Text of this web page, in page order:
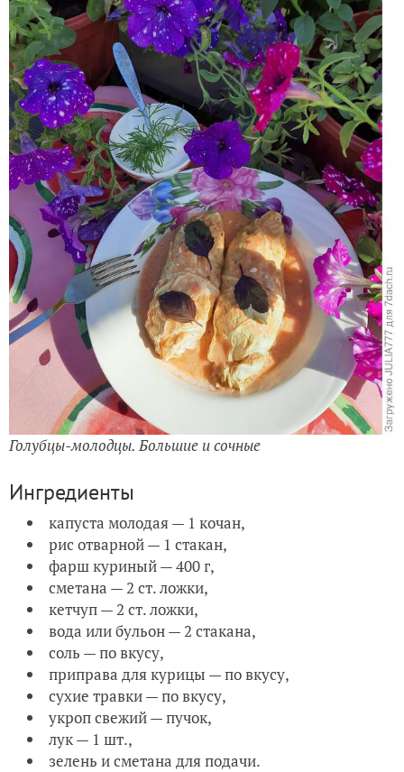
Голубцы-молодцы. Большие и сочные
Ингредиенты
капуста молодая — 1 кочан,
рис отварной — 1 стакан,
фарш куриный — 400 г,
сметана — 2 ст. ложки,
кетчуп — 2 ст. ложки,
вода или бульон — 2 стакана,
соль — по вкусу,
приправа для курицы — по вкусу,
сухие травки — по вкусу,
укроп свежий — пучок,
лук — 1 шт.,
зелень и сметана для подачи.